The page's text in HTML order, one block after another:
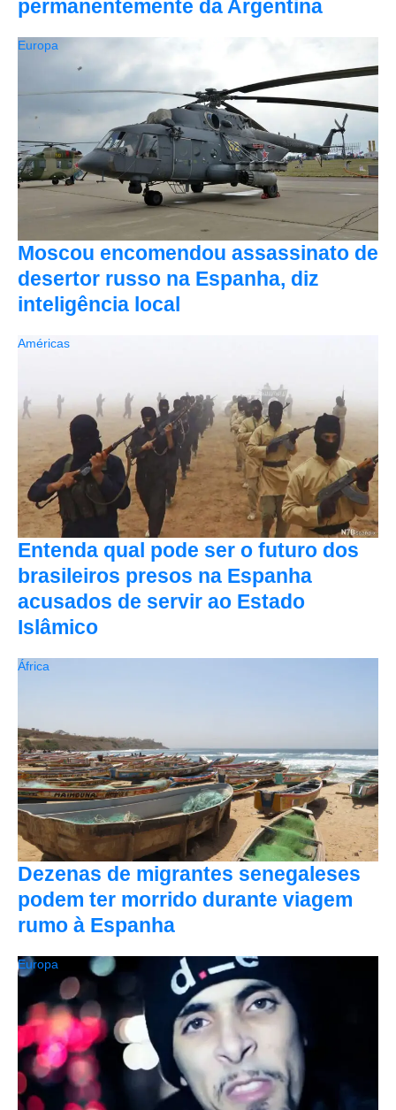
permanentemente da Argentina
Moscou encomendou assassinato de
desertor russo na Espanha, diz
inteligência local
Europa
Entenda qual pode ser o futuro dos
brasileiros presos na Espanha
acusados de servir ao Estado
Islâmico
Américas
Dezenas de migrantes senegaleses
podem ter morrido durante viagem
rumo à Espanha
África
Europa